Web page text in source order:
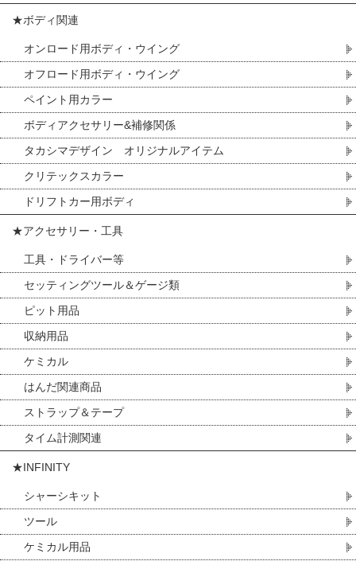
★ボディ関連
オンロード用ボディ・ウイング
オフロード用ボディ・ウイング
ペイント用カラー
ボディアクセサリー&補修関係
タカシマデザイン オリジナルアイテム
クリテックスカラー
ドリフトカー用ボディ
★アクセサリー・工具
工具・ドライバー等
セッティングツール＆ゲージ類
ピット用品
収納用品
ケミカル
はんだ関連商品
ストラップ＆テープ
タイム計測関連
★INFINITY
シャーシキット
ツール
ケミカル用品